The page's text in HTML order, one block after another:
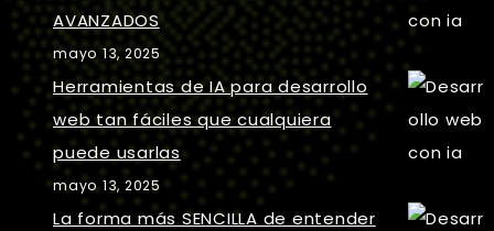
AVANZADOS
mayo 13, 2025
Herramientas de IA para desarrollo
web tan fáciles que cualquiera
puede usarlas
mayo 13, 2025
La forma más SENCILLA de entender